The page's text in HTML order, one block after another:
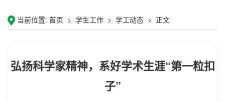
当前位置: 首页 > 学生工作 > 学工动态 > 正文
弘扬科学家精神，系好学术生涯“第一粒扣
子”